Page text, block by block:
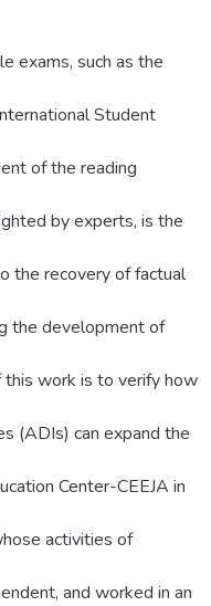
exams, such as the
Student
of the reading
by experts, is the
the recovery of factual
the development of
this work is to verify how
(ADIs) can expand the
Center-CEEJA in
activities of
and worked in an